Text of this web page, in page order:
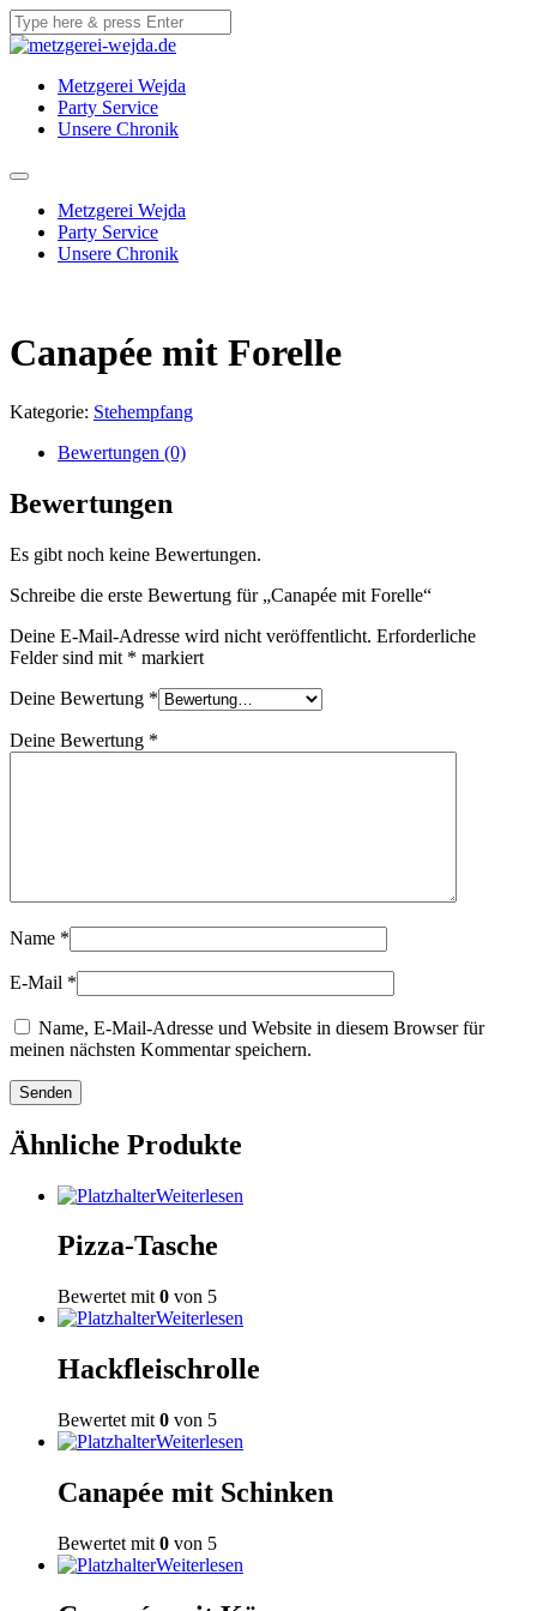
Metzgerei Wejda
Party Service
Unsere Chronik
Metzgerei Wejda
Party Service
Unsere Chronik
Canapée mit Forelle
Kategorie: Stehempfang
Bewertungen (0)
Bewertungen
Es gibt noch keine Bewertungen.
Schreibe die erste Bewertung für „Canapée mit Forelle“
Deine E-Mail-Adresse wird nicht veröffentlicht. Erforderliche
Felder sind mit * markiert
Deine Bewertung *
Deine Bewertung *
Name *
E-Mail *
Name, E-Mail-Adresse und Website in diesem Browser für
meinen nächsten Kommentar speichern.
Ähnliche Produkte
Weiterlesen
Pizza-Tasche
Bewertet mit 0 von 5
Weiterlesen
Hackfleischrolle
Bewertet mit 0 von 5
Weiterlesen
Canapée mit Schinken
Bewertet mit 0 von 5
Weiterlesen